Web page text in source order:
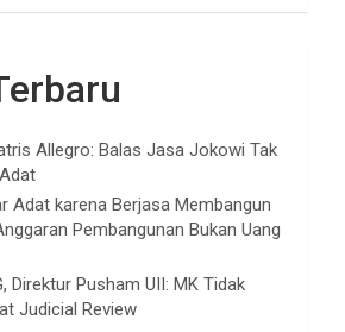
Allegro: Balas Jasa Jokowi Tak
Adat karena Berjasa Membangun
Pembangunan Bukan Uang
Direktur Pusham UII: MK Tidak
Judicial Review